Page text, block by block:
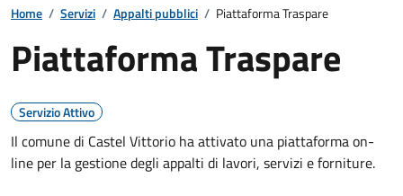
Home / Servizi / Appalti pubblici / Piattaforma Traspare
Piattaforma Traspare
Servizio Attivo
Il comune di Castel Vittorio ha attivato una piattaforma on-
line per la gestione degli appalti di lavori, servizi e forniture.